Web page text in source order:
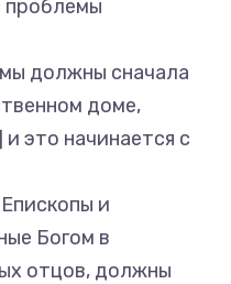
проблемы
должны сначала
доме,
это начинается с
и
Богом в
отцов, должны